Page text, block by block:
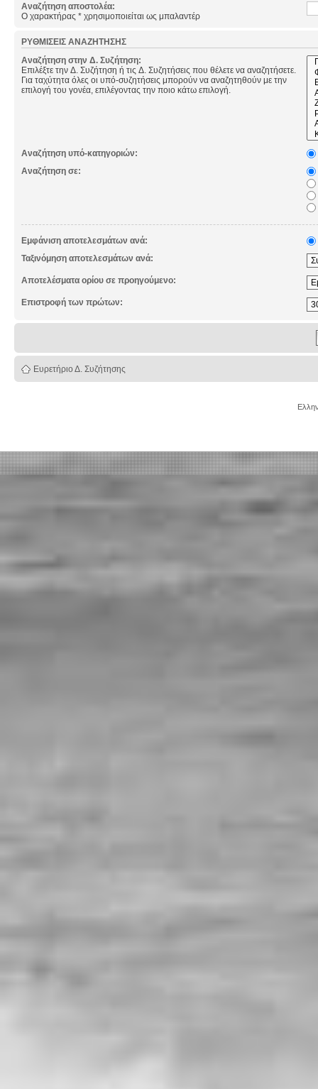
Αναζήτηση αποστολέα:
Ο χαρακτήρας * χρησιμοποιείται ως μπαλαντέρ
ΡΥΘΜΊΣΕΙΣ ΑΝΑΖΉΤΗΣΗΣ
Αναζήτηση στην Δ. Συζήτηση:
Επιλέξτε την Δ. Συζήτηση ή τις Δ. Συζητήσεις που θέλετε να αναζητήσετε.
Για ταχύτητα όλες οι υπό-συζητήσεις μπορούν να αναζητηθούν με την
επιλογή του γονέα, επιλέγοντας την ποιο κάτω επιλογή.
Αναζήτηση υπό-κατηγοριών:
Αναζήτηση σε:
Εμφάνιση αποτελεσμάτων ανά:
Ταξινόμηση αποτελεσμάτων ανά:
Αποτελέσματα ορίου σε προηγούμενο:
Επιστροφή των πρώτων:
Ευρετήριο Δ. Συζήτησης